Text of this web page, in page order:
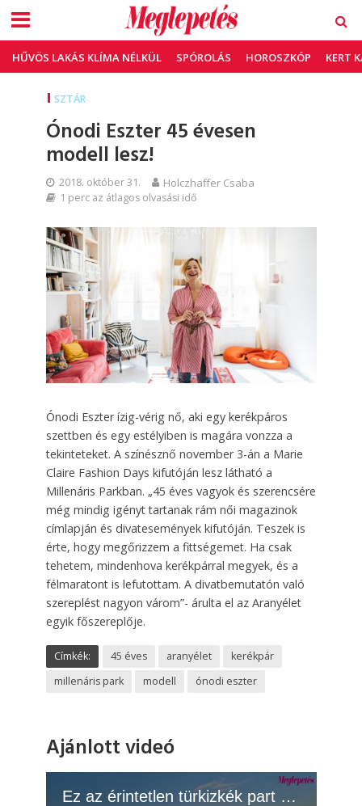
HŰVÖS LAKÁS KLÍMA NÉLKÜL SPÓROLÁS HOROSZKÓP KERT
SZTÁR
Ónodi Eszter 45 évesen
modell lesz!
2018. október 31. Holczhaffer Csaba
1 perc az átlagos olvasási idő
Ónodi Eszter ízig-vérig nő, aki egy kerékpáros
szettben és egy estélyiben is magára vonzza a
tekinteteket. A színésznő november 3-án a Marie
Claire Fashion Days kifutóján lesz látható a
Millenáris Parkban. „45 éves vagyok és szerencsére
még mindig igényt tartanak rám női magazinok
címlapján és divatesemények kifutóján. Teszek is
érte, hogy megőrizzem a fittségemet. Ha csak
tehetem, mindenhova kerékpárral megyek, és a
félmaratont is lefutottam. A divatbemutatón való
szereplést nagyon várom”- árulta el az Aranyélet
egyik főszereplője.
Címkék: 45 éves aranyélet
kerékpár
millenáris park
modell ónodi eszter
Ajánlott videó
Ez az érintetlen türkizkék part Európa Tahitije